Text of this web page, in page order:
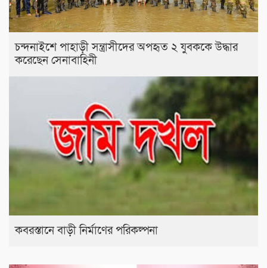
চন্দনাইশে পাহাড়ী সন্ত্রাসীদের অপহৃত ২ যুবককে উদ্ধার
করেছেন সেনাবাহিনী
কবরস্তানে বাড়ী নির্মাণের পরিকল্পনা